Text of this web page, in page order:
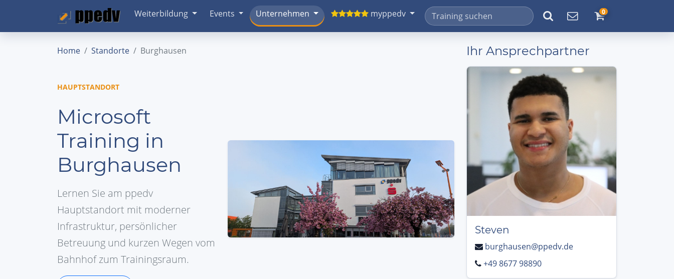
Weiterbildung Events Unternehmen myppedv 0
Home Standorte Burghausen
HAUPTSTANDORT
Microsoft
Training in
Burghausen
Lernen Sie am ppedv
Hauptstandort mit moderner
Infrastruktur, persönlicher
Betreuung und kurzen Wegen vom
Bahnhof zum Trainingsraum.
Ihr Ansprechpartner
Steven
burghausen@ppedv.de
+49 8677 98890